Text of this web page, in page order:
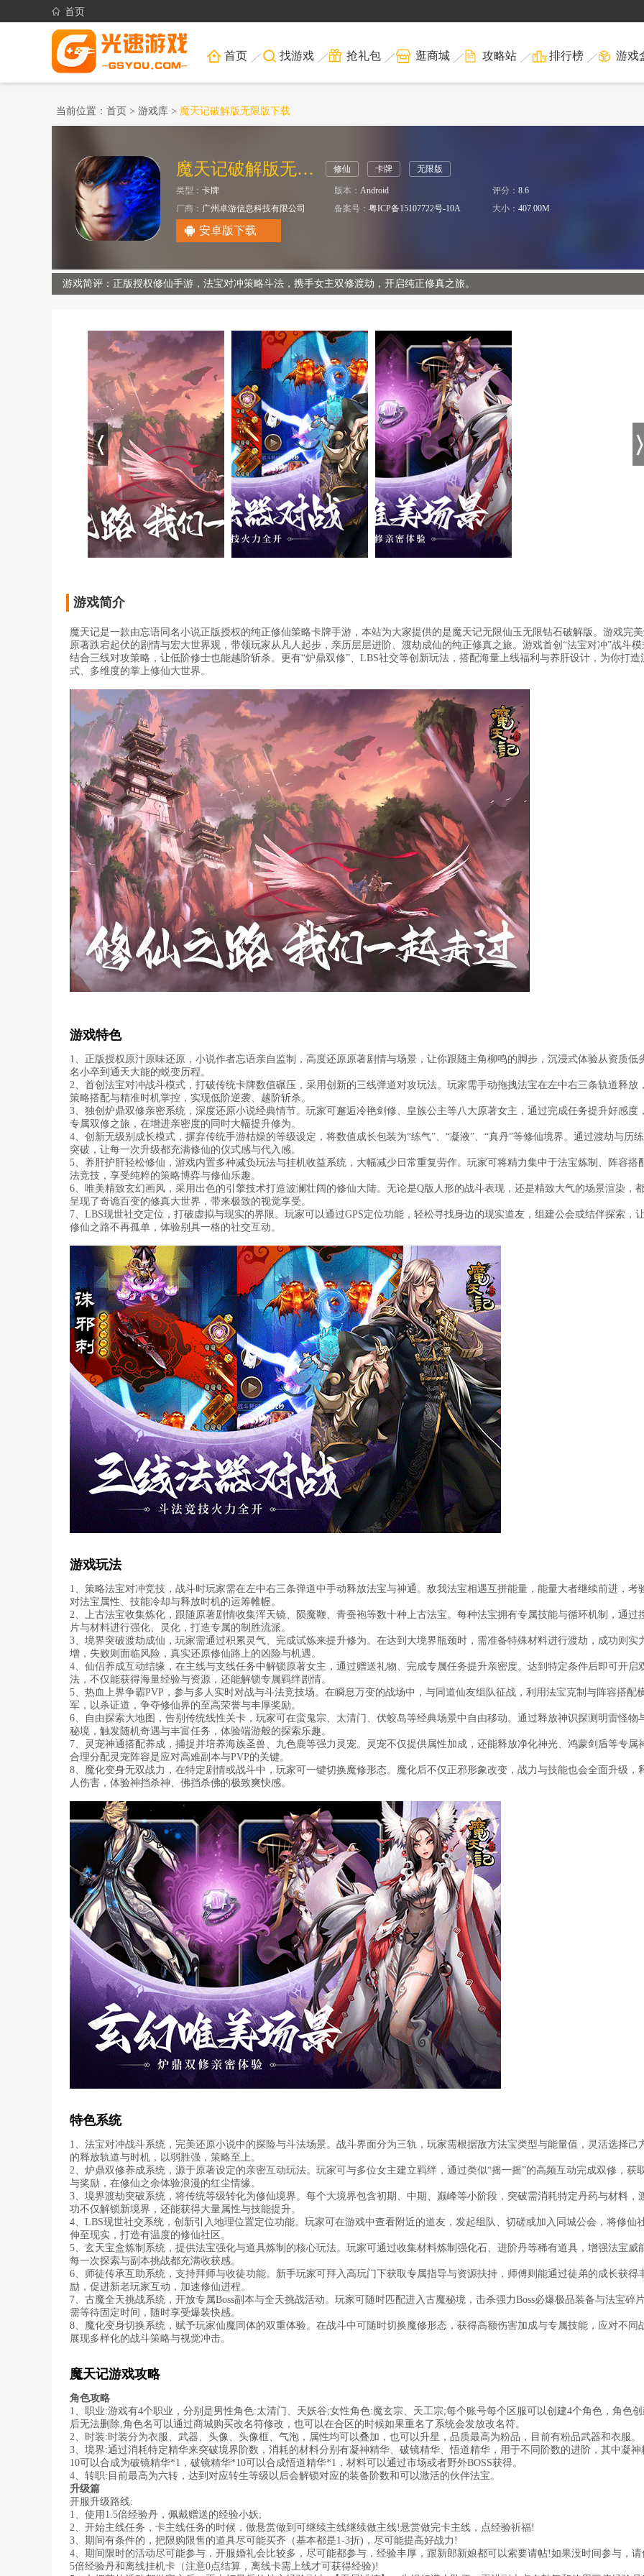
首页
首页 找游戏 抢礼包 逛商城 攻略站 排行榜 游戏
当前位置： 首页 > 游戏库 > 魔天记破解版无限版下载
魔天记破解版无限版 修仙 卡牌 无限版
类型： 卡牌 版本： Android 评分： 8.6
厂商： 广州卓游信息科技有限公司 备案号： 粤ICP备15107722号-10A 大小： 407.00M
安卓版下载
游戏简评：正版授权修仙手游，法宝对冲策略斗法，携手女主双修渡劫，开启纯正修真之旅。
游戏简介
魔天记是一款由忘语同名小说正版授权的纯正修仙策略卡牌手游，本站为大家提供的是魔天记无限仙玉无限钻石破解版。游戏完
原著跌宕起伏的剧情与宏大世界观，带领玩家从凡人起步，亲历层层进阶、渡劫成仙的纯正修真之旅。游戏首创“法宝对冲”战斗模
结合三线对攻策略，让低阶修士也能越阶斩杀。更有“炉鼎双修”、LBS社交等创新玩法，搭配海量上线福利与养肝设计，为你打造
式、多维度的掌上修仙大世界。
游戏特色
1、正版授权原汁原味还原，小说作者忘语亲自监制，高度还原原著剧情与场景，让你跟随主角柳鸣的脚步，沉浸式体验从资质低
名小卒到通天大能的蜕变历程。
2、首创法宝对冲战斗模式，打破传统卡牌数值碾压，采用创新的三线弹道对攻玩法。玩家需手动拖拽法宝在左中右三条轨道释放
策略搭配与精准时机掌控，实现低阶逆袭、越阶斩杀。
3、独创炉鼎双修亲密系统，深度还原小说经典情节。玩家可邂逅冷艳剑修、皇族公主等八大原著女主，通过完成任务提升好感度
专属双修之旅，在增进亲密度的同时大幅提升修为。
4、创新无级别成长模式，摒弃传统手游枯燥的等级设定，将数值成长包装为“练气”、“凝液”、“真丹”等修仙境界。通过渡劫与历
突破，让每一次升级都充满修仙的仪式感与代入感。
5、养肝护肝轻松修仙，游戏内置多种减负玩法与挂机收益系统，大幅减少日常重复劳作。玩家可将精力集中于法宝炼制、阵容搭
法竞技，享受纯粹的策略博弈与修仙乐趣。
6、唯美精致玄幻画风，采用出色的引擎技术打造波澜壮阔的修仙大陆。无论是Q版人形的战斗表现，还是精致大气的场景渲染，
呈现了奇诡百变的修真大世界，带来极致的视觉享受。
7、LBS现世社交定位，打破虚拟与现实的界限。玩家可以通过GPS定位功能，轻松寻找身边的现实道友，组建公会或结伴探索，
修仙之路不再孤单，体验别具一格的社交互动。
游戏玩法
1、策略法宝对冲竞技，战斗时玩家需在左中右三条弹道中手动释放法宝与神通。敌我法宝相遇互拼能量，能量大者继续前进，考
对法宝属性、技能冷却与释放时机的运筹帷幄。
2、上古法宝收集炼化，跟随原著剧情收集浑天镜、陨魔鞭、青蚕袍等数十种上古法宝。每种法宝拥有专属技能与循环机制，通过
片与材料进行强化、灵化，打造专属的制胜流派。
3、境界突破渡劫成仙，玩家需通过积累灵气、完成试炼来提升修为。在达到大境界瓶颈时，需准备特殊材料进行渡劫，成功则实
增，失败则面临风险，真实还原修仙路上的凶险与机遇。
4、仙侣养成互动结缘，在主线与支线任务中解锁原著女主，通过赠送礼物、完成专属任务提升亲密度。达到特定条件后即可开启
法，不仅能获得海量经验与资源，还能解锁专属羁绊剧情。
5、热血上界争霸PVP，参与多人实时对战与斗法竞技场。在瞬息万变的战场中，与同道仙友组队征战，利用法宝克制与阵容搭配
军，以杀证道，争夺修仙界的至高荣誉与丰厚奖励。
6、自由探索大地图，告别传统线性关卡，玩家可在蛮鬼宗、太清门、伏蛟岛等经典场景中自由移动。通过释放神识探测明雷怪物
秘境，触发随机奇遇与丰富任务，体验端游般的探索乐趣。
7、灵宠神通搭配养成，捕捉并培养海族圣兽、九色鹿等强力灵宠。灵宠不仅提供属性加成，还能释放净化神光、鸿蒙剑盾等专属
合理分配灵宠阵容是应对高难副本与PVP的关键。
8、魔化变身无双战力，在特定剧情或战斗中，玩家可一键切换魔修形态。魔化后不仅正邪形象改变，战力与技能也会全面升级，
人伤害，体验神挡杀神、佛挡杀佛的极致爽快感。
特色系统
1、法宝对冲战斗系统，完美还原小说中的探险与斗法场景。战斗界面分为三轨，玩家需根据敌方法宝类型与能量值，灵活选择己
的释放轨道与时机，以弱胜强，策略至上。
2、炉鼎双修养成系统，源于原著设定的亲密互动玩法。玩家可与多位女主建立羁绊，通过类似“摇一摇”的高频互动完成双修，获
与奖励，在修仙之余体验浪漫的红尘情缘。
3、境界渡劫突破系统，将传统等级转化为修仙境界。每个大境界包含初期、中期、巅峰等小阶段，突破需消耗特定丹药与材料，
功不仅解锁新境界，还能获得大量属性与技能提升。
4、LBS现世社交系统，创新引入地理位置定位功能。玩家可在游戏中查看附近的道友，发起组队、切磋或加入同城公会，将修仙
伸至现实，打造有温度的修仙社区。
5、玄天宝盒炼制系统，提供法宝强化与道具炼制的核心玩法。玩家可通过收集材料炼制强化石、进阶丹等稀有道具，增强法宝威
每一次探索与副本挑战都充满收获感。
6、师徒传承互助系统，支持拜师与收徒功能。新手玩家可拜入高玩门下获取专属指导与资源扶持，师傅则能通过徒弟的成长获得
励，促进新老玩家互动，加速修仙进程。
7、古魔全天挑战系统，开放专属Boss副本与全天挑战活动。玩家可随时匹配进入古魔秘境，击杀强力Boss必爆极品装备与法宝碎
需等待固定时间，随时享受爆装快感。
8、魔化变身切换系统，赋予玩家仙魔同体的双重体验。在战斗中可随时切换魔修形态，获得高额伤害加成与专属技能，应对不同
展现多样化的战斗策略与视觉冲击。
魔天记游戏攻略
角色攻略
1、职业:游戏有4个职业，分别是男性角色:太清门、天妖谷;女性角色:魔玄宗、天工宗;每个账号每个区服可以创建4个角色，角色
后无法删除,角色名可以通过商城购买改名符修改，也可以在合区的时候如果重名了系统会发放改名符。
2、时装:时装分为衣服、武器、头像、头像框、气泡，属性均可以叠加，也可以升星，品质最高为粉品，目前有粉品武器和衣服。
3、境界:通过消耗特定精华来突破境界阶数，消耗的材料分别有凝神精华、破镜精华、悟道精华，用于不同阶数的进阶，其中凝
10可以合成为破镜精华*1，破镜精华*10可以合成悟道精华*1，材料可以通过市场或者野外BOSS获得。
4、转职:目前最高为六转，达到对应转生等级以后会解锁对应的装备阶数和可以激活的伙伴法宝。
升级篇
开服升级路线:
1、使用1.5倍经验丹，佩戴赠送的经验小妖;
2、开始主线任务，卡主线任务的时候，做悬赏做到可继续主线继续做主线!悬赏做完卡主线，点经验祈福!
3、期间有条件的，把限购限售的道具尽可能买齐（基本都是1-3折)，尽可能提高好战力!
4、期间限时的活动尽可能参与，开服婚礼会比较多，尽可能都参与，经验丰厚，跟新郎新娘都可以索要请帖!如果没时间参与，请
5倍经验丹和离线挂机卡（注意0点结算，离线卡需上线才可获得经验)!